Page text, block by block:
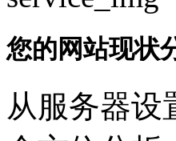
您的网站现状
从服务器设